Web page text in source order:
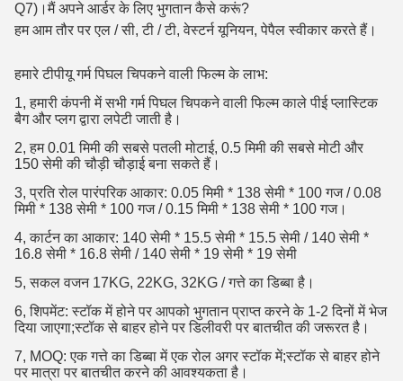
Q7)।मैं अपने आर्डर के लिए भुगतान कैसे करूं?
हम आम तौर पर एल / सी, टी / टी, वेस्टर्न यूनियन, पेपैल स्वीकार करते हैं।
हमारे टीपीयू गर्म पिघल चिपकने वाली फिल्म के लाभ:
1, हमारी कंपनी में सभी गर्म पिघल चिपकने वाली फिल्म काले पीई प्लास्टिक
बैग और प्लग द्वारा लपेटी जाती है।
2, हम 0.01 मिमी की सबसे पतली मोटाई, 0.5 मिमी की सबसे मोटी और
150 सेमी की चौड़ी चौड़ाई बना सकते हैं।
3, प्रति रोल पारंपरिक आकार: 0.05 मिमी * 138 सेमी * 100 गज / 0.08
मिमी * 138 सेमी * 100 गज / 0.15 मिमी * 138 सेमी * 100 गज।
4, कार्टन का आकार: 140 सेमी * 15.5 सेमी * 15.5 सेमी / 140 सेमी *
16.8 सेमी * 16.8 सेमी / 140 सेमी * 19 सेमी * 19 सेमी
5, सकल वजन 17KG, 22KG, 32KG / गत्ते का डिब्बा है।
6, शिपमेंट: स्टॉक में होने पर आपको भुगतान प्राप्त करने के 1-2 दिनों में भेज
दिया जाएगा;स्टॉक से बाहर होने पर डिलीवरी पर बातचीत की जरूरत है।
7, MOQ: एक गत्ते का डिब्बा में एक रोल अगर स्टॉक में;स्टॉक से बाहर होने
पर मात्रा पर बातचीत करने की आवश्यकता है।